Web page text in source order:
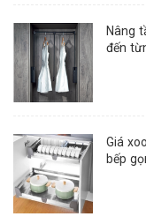
Nâng
đến
Giá
bếp